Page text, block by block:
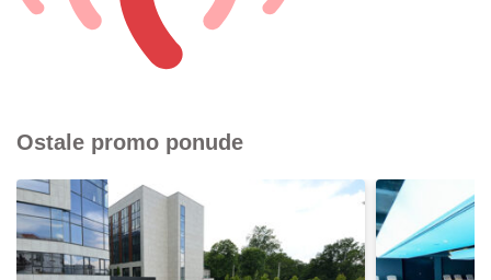
Ostale promo ponude